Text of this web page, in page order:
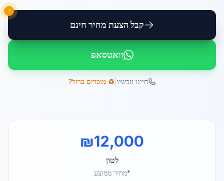
קבל הצעת מחיר חינם
!
וואטסאפ
חייגו עכשיו ♻️ מוכרים ברזל?
₪12,000
לטון
*מחיר ממוצע